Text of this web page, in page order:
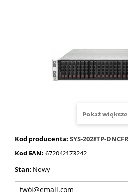
Pokaż większe
Kod producenta: SYS-2028TP-DNCFR
Kod EAN: 672042173242
Stan: Nowy